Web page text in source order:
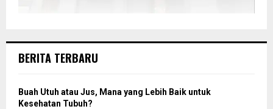
BERITA TERBARU
Buah Utuh atau Jus, Mana yang Lebih Baik untuk
Kesehatan Tubuh?